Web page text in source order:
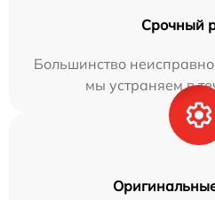
Срочный
Большинство
мы устраняем в